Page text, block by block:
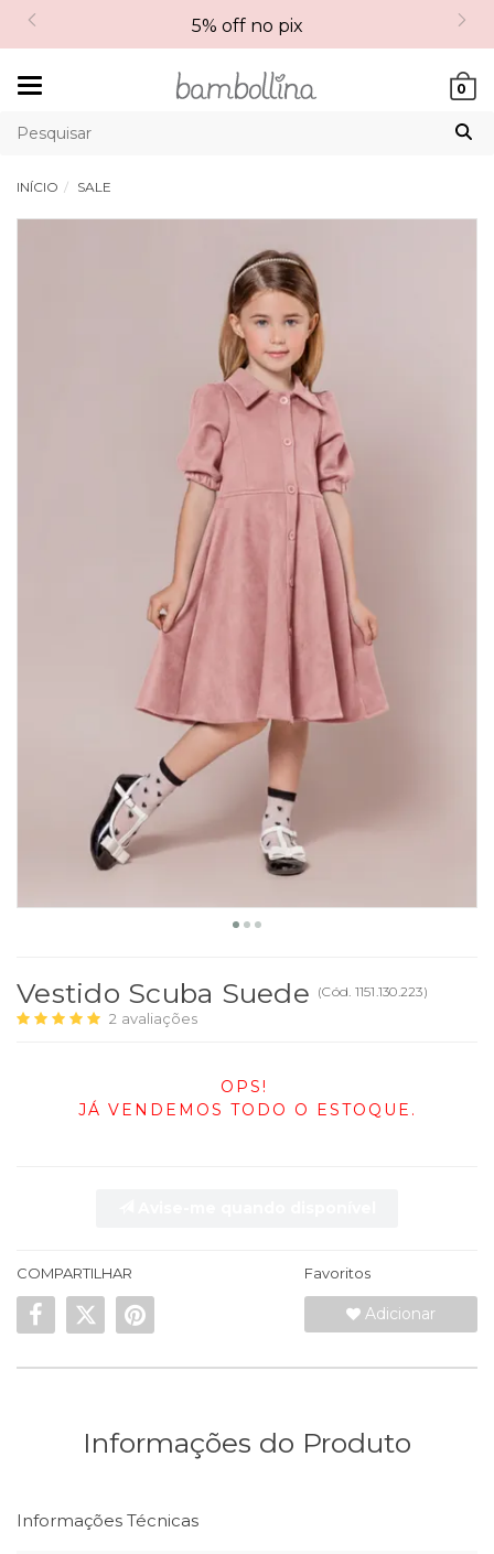
5% off no pix
0
INÍCIO SALE
Vestido Scuba Suede (Cód. 1151.130.223)
2 avaliações
OPS!
JÁ VENDEMOS TODO O ESTOQUE.
COMPARTILHAR Favoritos
Adicionar
Informações do Produto
Informações Técnicas